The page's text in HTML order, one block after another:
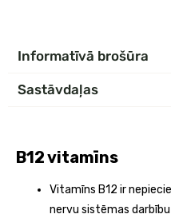
Informatīvā brošūra
Sastāvdaļas
B12 vitamīns
Vitamīns B12 ir
nervu sistēmas